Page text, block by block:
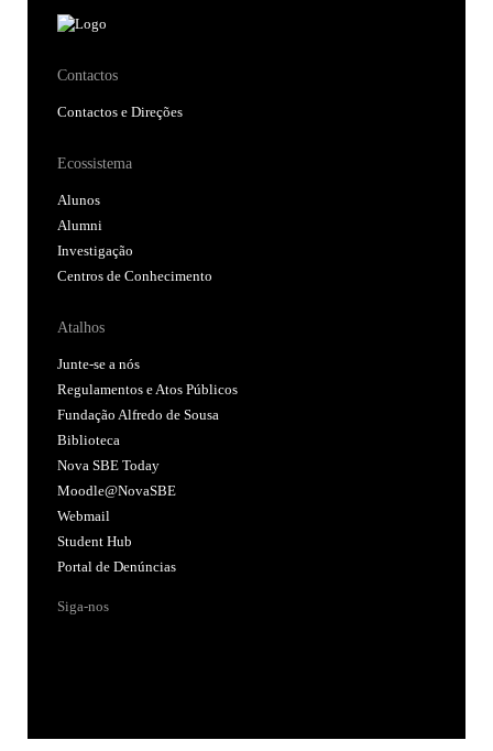
Contactos
Contactos e Direções
Ecossistema
Alunos
Alumni
Investigação
Centros de Conhecimento
Atalhos
Junte-se a nós
Regulamentos e Atos Públicos
Fundação Alfredo de Sousa
Biblioteca
Nova SBE Today
Moodle@NovaSBE
Webmail
Student Hub
Portal de Denúncias
Siga-nos